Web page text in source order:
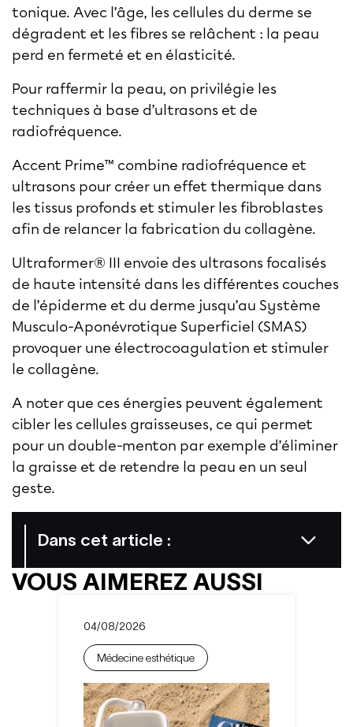
VOUS AIMEREZ AUSSI
04/08/2026
Médecine esthétique
Dans cet article :
tonique. Avec l’âge, les cellules du derme se
dégradent et les fibres se relâchent : la peau
perd en fermeté et en élasticité.
Pour raffermir la peau, on privilégie les
techniques à base d’ultrasons et de
radiofréquence.
Accent Prime™ combine radiofréquence et
ultrasons pour créer un effet thermique dans
les tissus profonds et stimuler les fibroblastes
afin de relancer la fabrication du collagène.
Ultraformer® III envoie des ultrasons focalisés
de haute intensité dans les différentes couches
de l’épiderme et du derme jusqu’au Système
Musculo-Aponévrotique Superficiel (SMAS)
provoquer une électrocoagulation et stimuler
le collagène.
A noter que ces énergies peuvent également
cibler les cellules graisseuses, ce qui permet
pour un double-menton par exemple d’éliminer
la graisse et de retendre la peau en un seul
geste.